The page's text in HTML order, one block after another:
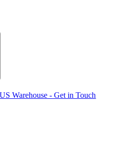
Warehouse - Get in Touch